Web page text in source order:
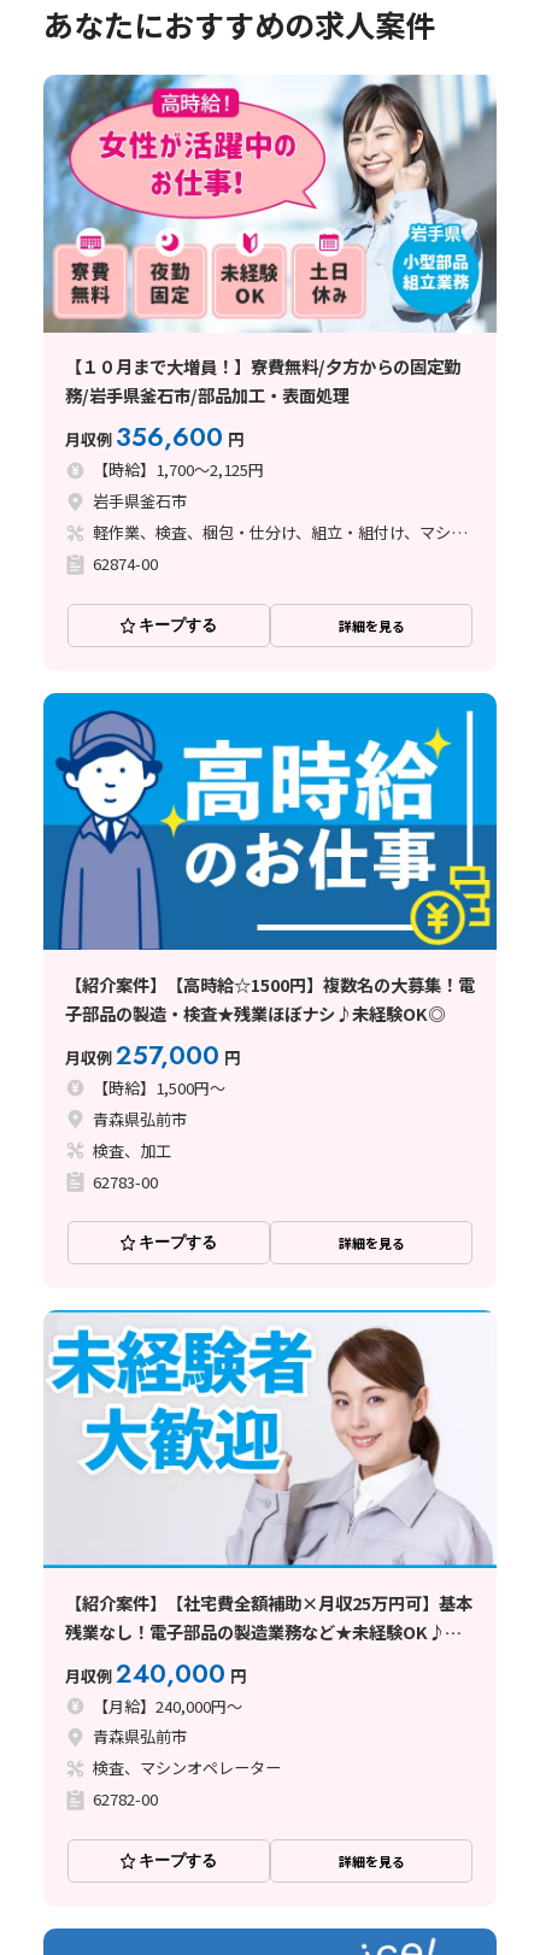
あなたにおすすめの求人案件
【１０月まで大増員！】寮費無料/夕方からの固定勤
務/岩手県釜石市/部品加工・表面処理
月収例 356,600 円
【時給】1,700～2,125円
岩手県釜石市
軽作業、検査、梱包・仕分け、組立・組付け、マシンオペレーター、立ち作業
62874-00
キープする 詳細を見る
【紹介案件】【高時給☆1500円】複数名の大募集！電
子部品の製造・検査★残業ほぼナシ♪未経験OK◎
月収例257,000 円
【時給】1,500円～
青森県弘前市
検査、加工
62783-00
キープする 詳細を見る
【紹介案件】【社宅費全額補助×月収25万円可】基本
残業なし！電子部品の製造業務など★未経験OK♪車
月収例240,000 円
【月給】240,000円～
青森県弘前市
検査、マシンオペレーター
62782-00
キープする 詳細を見る